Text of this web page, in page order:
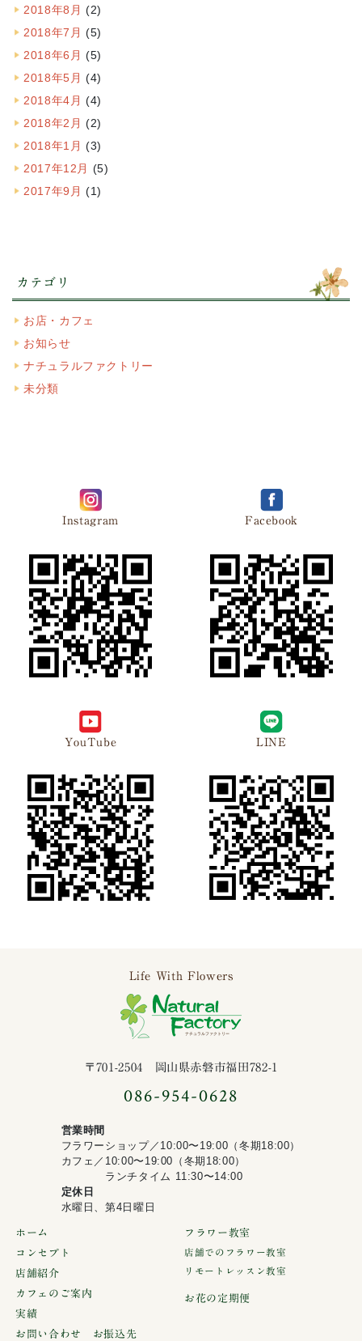
2018年8月 (2)
2018年7月 (5)
2018年6月 (5)
2018年5月 (4)
2018年4月 (4)
2018年2月 (2)
2018年1月 (3)
2017年12月 (5)
2017年9月 (1)
カテゴリ
お店・カフェ
お知らせ
ナチュラルファクトリー
未分類
Instagram Facebook
YouTube LINE
Life With Flowers
ナチュラルフ
〒701-2504 岡山県赤磐市福田782-1
086-954-0628
営業時間
フラワーショップ／10:00〜19:00（冬期18:00）
カフェ／10:00〜19:00（冬期18:00）
ランチタイム 11:30〜14:00
定休日
水曜日、第4日曜日
ホーム
コンセプト
店舗紹介
カフェのご案内
実績
お問い合わせ お振込先
フラワー教室
店舗でのフラワー教室
リモートレッスン教室
お花の定期便